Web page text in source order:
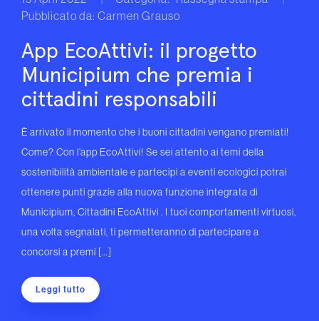
Pubblicato da: Carmen Grauso
App EcoAttivi: il progetto
Municipium che premia i
cittadini responsabili
È arrivato il momento che i buoni cittadini vengano premiati!
Come? Con l’app EcoAttivi! Se sei attento ai temi della
sostenibilità ambientale e partecipi a eventi ecologici potrai
ottenere punti grazie alla nuova funzione integrata di
Municipium, Cittadini EcoAttivi . I tuoi comportamenti virtuosi,
una volta segnalati, ti permetteranno di partecipare a
concorsi a premi […]
Leggi tutto